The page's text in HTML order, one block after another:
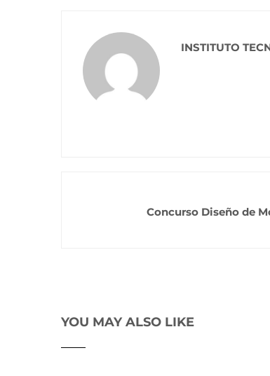
INSTITUTO
Concurso Diseño de
YOU MAY ALSO LIKE